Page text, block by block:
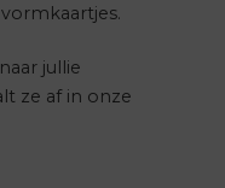
jullie
ze af in onze